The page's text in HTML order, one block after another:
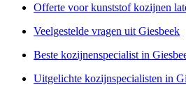
Offerte voor kunststof kozijnen
Veelgestelde vragen uit Giesbeek
Beste kozijnenspecialist in
Uitgelichte kozijnspecialisten in